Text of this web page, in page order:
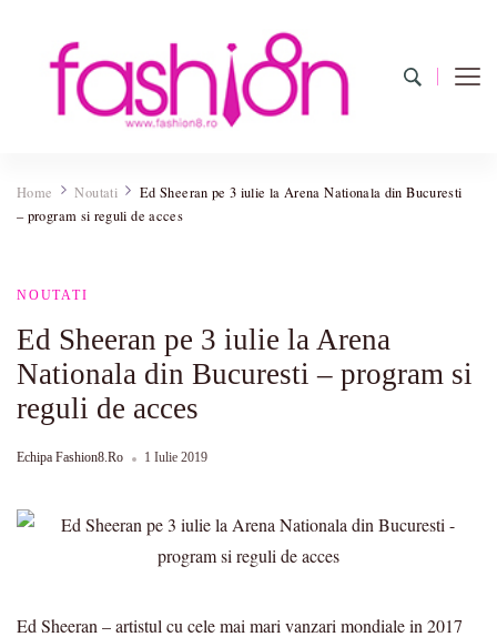
poze cu modele de manichiuri!
Home Noutati
Ed Sheeran pe 3 iulie la Arena Nationala din Bucuresti
– program si reguli de acces
NOUTATI
Ed Sheeran pe 3 iulie la Arena
Nationala din Bucuresti – program si
reguli de acces
Echipa Fashion8.ro 1 Iulie 2019
Ed Sheeran – artistul cu cele mai mari vanzari mondiale in 2017